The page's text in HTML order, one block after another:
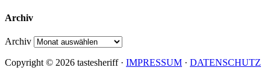
Archiv
Archiv
Copyright © 2026 tastesheriff · IMPRESSUM · DATENSCHUTZ